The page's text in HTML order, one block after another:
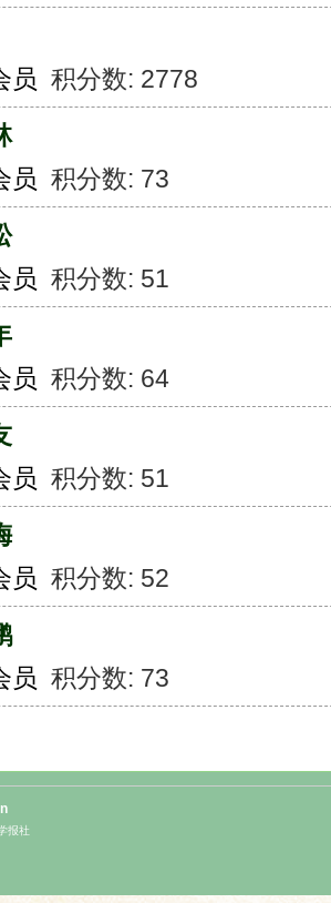
员 积分数: 2778
员 积分数: 73
员 积分数: 51
员 积分数: 64
员 积分数: 51
员 积分数: 52
员 积分数: 73
报社